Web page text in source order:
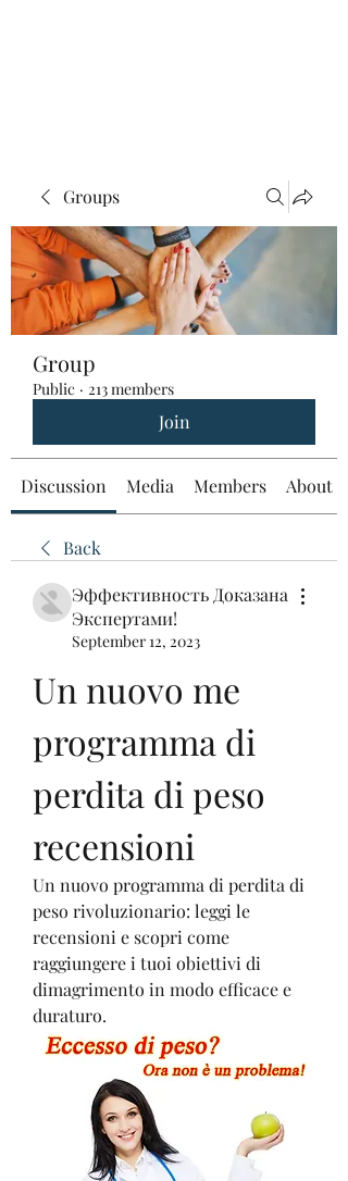
Groups
Group
Public · 213 members
Join
Discussion Media Members About
Back
Эффективность Доказана
Экспертами!
September 12, 2023
Un nuovo me
programma di
perdita di peso
recensioni
Un nuovo programma di perdita di
peso rivoluzionario: leggi le
recensioni e scopri come
raggiungere i tuoi obiettivi di
dimagrimento in modo efficace e
duraturo.